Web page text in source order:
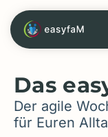
Das
Der agile
für Euren